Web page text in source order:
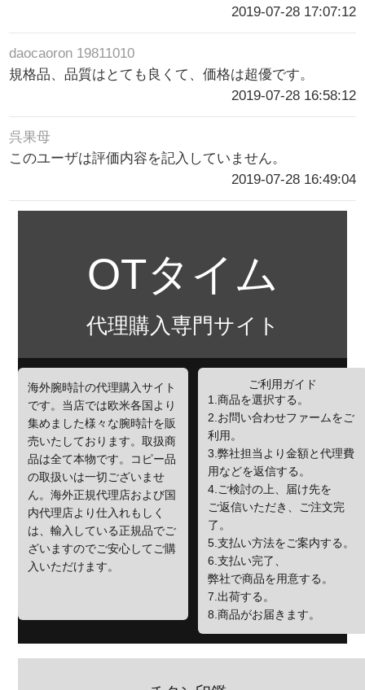
2019-07-28 17:07:12
daocaoron 19811010
規格品、品質はとても良くて、価格は超優です。
2019-07-28 16:58:12
呉果母
このユーザは評価内容を記入していません。
2019-07-28 16:49:04
OTタイム
代理購入専門サイト
海外腕時計の代理購入サイト
です。当店では欧米各国より
集めました様々な腕時計を販
売いたしております。取扱商
品は全て本物です。コピー品
の取扱いは一切ございませ
ん。海外正規代理店および国
内代理店より仕入れもしく
は、輸入している正規品でご
ざいますのでご安心してご購
入いただけます。
ご利用ガイド
1.商品を選択する。
2.お問い合わせファームをご
利用。
3.弊社担当より金額と代理費
用などを返信する。
4.ご検討の上、届け先を
ご返信いただき、ご注文完
了。
5.支払い方法をご案内する。
6.支払い完了、
弊社で商品を用意する。
7.出荷する。
8.商品がお届きます。